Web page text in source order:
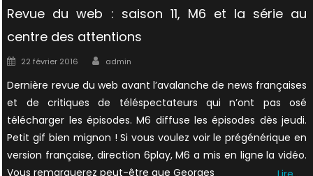
Revue du web : saison 11, M6 et la série au
centre des attentions
Posted
22 février 2016 Author
admin
Dernière revue du web avant l’avalanche de news françaises
et de critiques de téléspectateurs qui n’ont pas osé
télécharger les épisodes. M6 diffuse les épisodes dès jeudi.
Petit gif bien mignon ! Si vous voulez voir le prégénérique en
version française, direction 6play, M6 a mis en ligne la vidéo.
Vous remarquerez peut-être que Georges